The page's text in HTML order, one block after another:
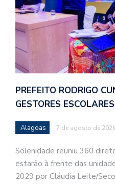
PREFEITO RODRIGO
GESTORES
Alagoas 7 de agosto de
Solenidade reuniu 360
estarão à frente das
2029 por Cláudia Leite/